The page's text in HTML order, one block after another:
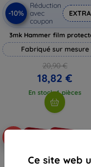
Ce site web
-10%
Réduction
avec
coupon
3mk Hammer film
Fabriqué sur mesure
20,90 €
18,82 €
En stock 4 pièces